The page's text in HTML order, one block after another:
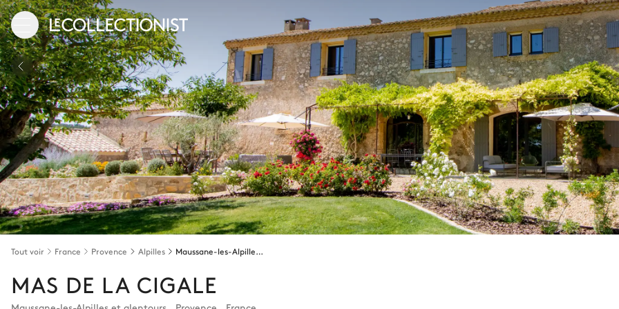
Tout voir France Provence Alpilles Maussane-les-Alpilles et alentours
MAS DE LA CIGALE